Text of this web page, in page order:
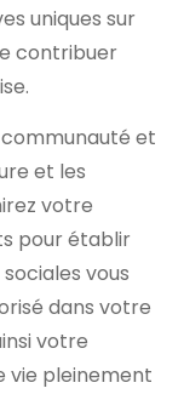
uniques sur
contribuer
et
et les
votre
pour établir
vous
dans votre
votre
vie pleinement